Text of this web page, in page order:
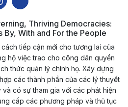
Thriving Democracies:
By, With and For the People
tiếp cận mới cho tương lai của
hộ việc trao cho công dân quyền
thức quản lý chính họ. Xây dựng
các thành phần của các lý thuyết
có sự tham gia với các phát hiện
cấp các phương pháp và thủ tục